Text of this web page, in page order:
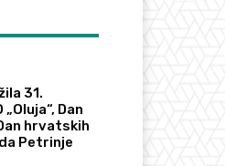
31.
Dan
hrvatskih
Petrinje